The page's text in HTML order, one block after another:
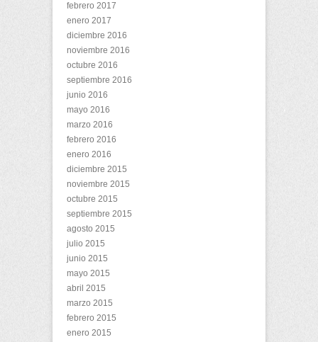
febrero 2017
enero 2017
diciembre 2016
noviembre 2016
octubre 2016
septiembre 2016
junio 2016
mayo 2016
marzo 2016
febrero 2016
enero 2016
diciembre 2015
noviembre 2015
octubre 2015
septiembre 2015
agosto 2015
julio 2015
junio 2015
mayo 2015
abril 2015
marzo 2015
febrero 2015
enero 2015